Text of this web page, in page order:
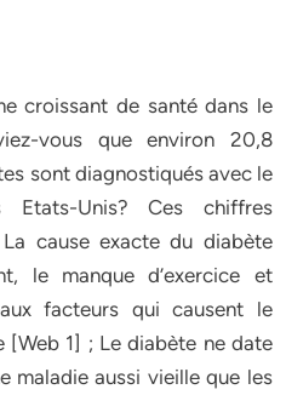
croissant de santé dans le
vous que environ 20,8
sont diagnostiqués avec le
Unis? Ces chiffres
cause exacte du diabète
le manque d’exercice et
facteurs qui causent le
1] ; Le diabète ne date
maladie aussi vieille que les